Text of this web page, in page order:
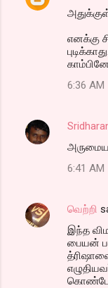
என‌க்கு
6:36 AM
6:41 AM
வெற்றி
இந்த
பையன்